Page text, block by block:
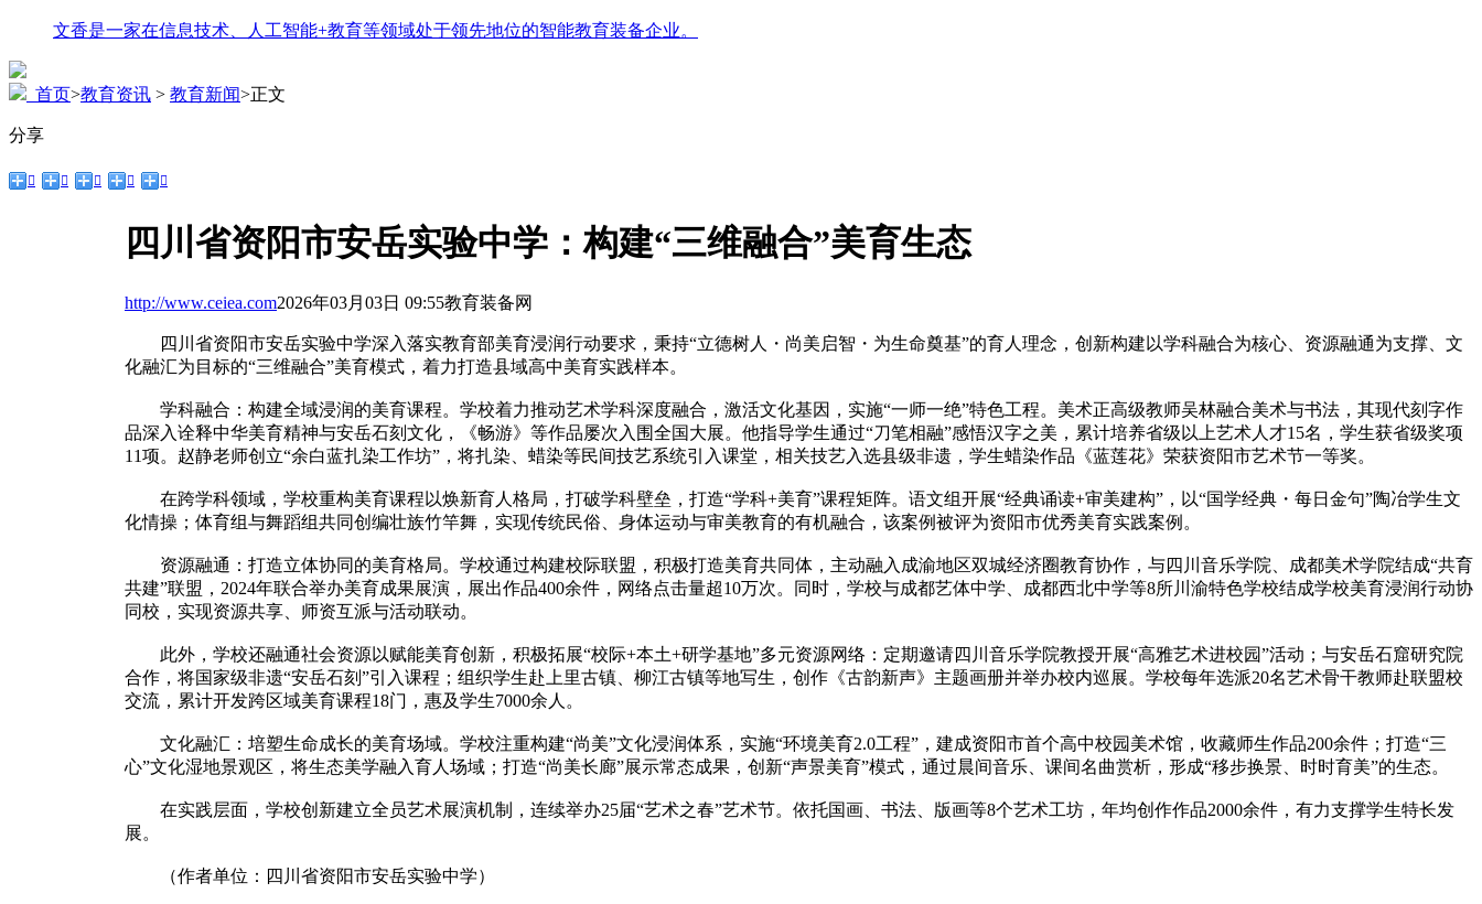
文香是一家在信息技术、人工智能+教育等领域处于领先地位的智能教育装备企业。
首页>教育资讯 > 教育新闻>正文
分享
    
四川省资阳市安岳实验中学：构建“三维融合”美育生态
http://www.ceiea.com2026年03月03日 09:55教育装备网
四川省资阳市安岳实验中学深入落实教育部美育浸润行动要求，秉持“立德树人・尚美启智・为生命奠基”的育人理念，创新构建以学科融合为核心、资源融通为支撑、文
化融汇为目标的“三维融合”美育模式，着力打造县域高中美育实践样本。
学科融合：构建全域浸润的美育课程。学校着力推动艺术学科深度融合，激活文化基因，实施“一师一绝”特色工程。美术正高级教师吴林融合美术与书法，其现代刻字作
品深入诠释中华美育精神与安岳石刻文化，《畅游》等作品屡次入围全国大展。他指导学生通过“刀笔相融”感悟汉字之美，累计培养省级以上艺术人才15名，学生获省级奖项
11项。赵静老师创立“余白蓝扎染工作坊”，将扎染、蜡染等民间技艺系统引入课堂，相关技艺入选县级非遗，学生蜡染作品《蓝莲花》荣获资阳市艺术节一等奖。
在跨学科领域，学校重构美育课程以焕新育人格局，打破学科壁垒，打造“学科+美育”课程矩阵。语文组开展“经典诵读+审美建构”，以“国学经典・每日金句”陶冶学生文
化情操；体育组与舞蹈组共同创编壮族竹竿舞，实现传统民俗、身体运动与审美教育的有机融合，该案例被评为资阳市优秀美育实践案例。
资源融通：打造立体协同的美育格局。学校通过构建校际联盟，积极打造美育共同体，主动融入成渝地区双城经济圈教育协作，与四川音乐学院、成都美术学院结成“共育
共建”联盟，2024年联合举办美育成果展演，展出作品400余件，网络点击量超10万次。同时，学校与成都艺体中学、成都西北中学等8所川渝特色学校结成学校美育浸润行动协
同校，实现资源共享、师资互派与活动联动。
此外，学校还融通社会资源以赋能美育创新，积极拓展“校际+本土+研学基地”多元资源网络：定期邀请四川音乐学院教授开展“高雅艺术进校园”活动；与安岳石窟研究院
合作，将国家级非遗“安岳石刻”引入课程；组织学生赴上里古镇、柳江古镇等地写生，创作《古韵新声》主题画册并举办校内巡展。学校每年选派20名艺术骨干教师赴联盟校
交流，累计开发跨区域美育课程18门，惠及学生7000余人。
文化融汇：培塑生命成长的美育场域。学校注重构建“尚美”文化浸润体系，实施“环境美育2.0工程”，建成资阳市首个高中校园美术馆，收藏师生作品200余件；打造“三
心”文化湿地景观区，将生态美学融入育人场域；打造“尚美长廊”展示常态成果，创新“声景美育”模式，通过晨间音乐、课间名曲赏析，形成“移步换景、时时育美”的生态。
在实践层面，学校创新建立全员艺术展演机制，连续举办25届“艺术之春”艺术节。依托国画、书法、版画等8个艺术工坊，年均创作作品2000余件，有力支撑学生特长发
展。
（作者单位：四川省资阳市安岳实验中学）